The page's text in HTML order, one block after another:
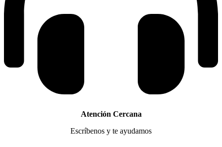
Atención Cercana
Escríbenos y te ayudamos